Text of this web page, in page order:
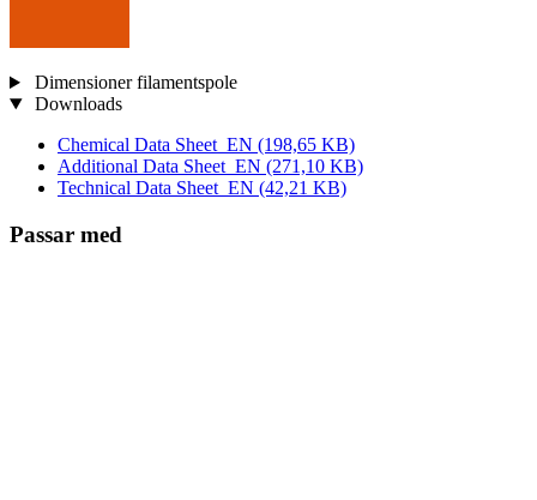
Dimensioner filamentspole
Downloads
Chemical Data Sheet_EN (198,65 KB)
Additional Data Sheet_EN (271,10 KB)
Technical Data Sheet_EN (42,21 KB)
Passar med